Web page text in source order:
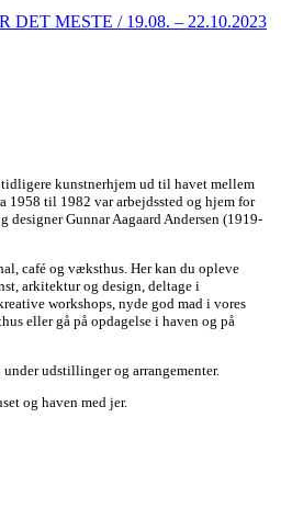
DET MESTE / 19.08. – 22.10.2023
kunstnerhjem ud til havet mellem
1958 til 1982 var arbejdssted og hjem for
designer Gunnar Aagaard Andersen (1919-
café og væksthus. Her kan du opleve
arkitektur og design, deltage i
workshops, nyde god mad i vores
eller gå på opdagelse i haven og på
udstillinger og arrangementer.
og haven med jer.